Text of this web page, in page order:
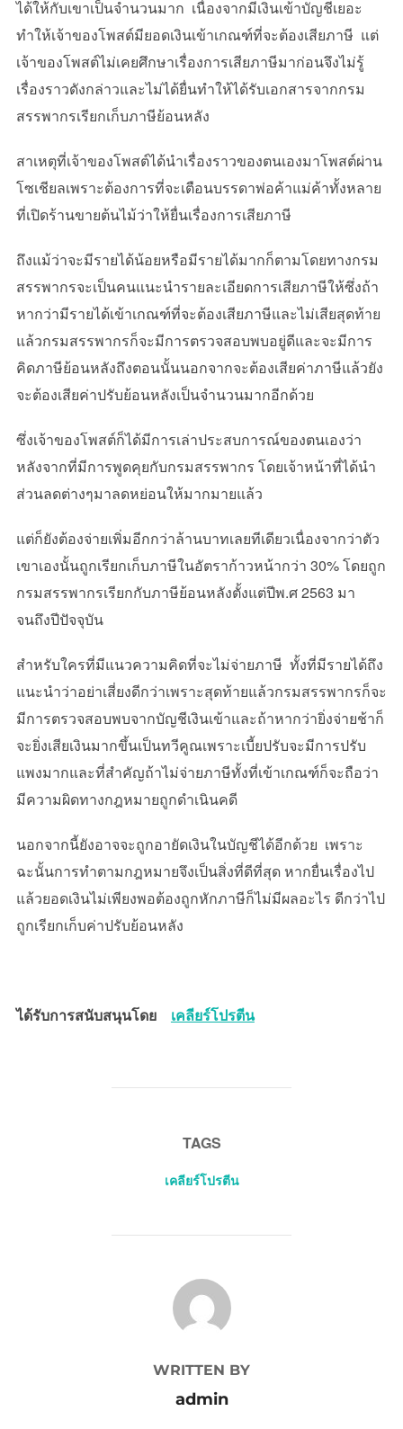
ได้ให้กับเขาเป็นจำนวนมาก เนื่องจากมีเงินเข้าบัญชีเยอะ
ทำให้เจ้าของโพสต์มียอดเงินเข้าเกณฑ์ที่จะต้องเสียภาษี แต่
เจ้าของโพสต์ไม่เคยศึกษาเรื่องการเสียภาษีมาก่อนจึงไม่รู้
เรื่องราวดังกล่าวและไม่ได้ยื่นทำให้ได้รับเอกสารจากกรม
สรรพากรเรียกเก็บภาษีย้อนหลัง
สาเหตุที่เจ้าของโพสต์ได้นำเรื่องราวของตนเองมาโพสต์ผ่าน
โซเชียลเพราะต้องการที่จะเตือนบรรดาพ่อค้าแม่ค้าทั้งหลาย
ที่เปิดร้านขายต้นไม้ว่าให้ยื่นเรื่องการเสียภาษี
ถึงแม้ว่าจะมีรายได้น้อยหรือมีรายได้มากก็ตามโดยทางกรม
สรรพากรจะเป็นคนแนะนำรายละเอียดการเสียภาษีให้ซึ่งถ้า
หากว่ามีรายได้เข้าเกณฑ์ที่จะต้องเสียภาษีและไม่เสียสุดท้าย
แล้วกรมสรรพากรก็จะมีการตรวจสอบพบอยู่ดีและจะมีการ
คิดภาษีย้อนหลังถึงตอนนั้นนอกจากจะต้องเสียค่าภาษีแล้วยัง
จะต้องเสียค่าปรับย้อนหลังเป็นจำนวนมากอีกด้วย
ซึ่งเจ้าของโพสต์ก็ได้มีการเล่าประสบการณ์ของตนเองว่า
หลังจากที่มีการพูดคุยกับกรมสรรพากร โดยเจ้าหน้าที่ได้นำ
ส่วนลดต่างๆมาลดหย่อนให้มากมายแล้ว
แต่ก็ยังต้องจ่ายเพิ่มอีกกว่าล้านบาทเลยทีเดียวเนื่องจากว่าตัว
เขาเองนั้นถูกเรียกเก็บภาษีในอัตราก้าวหน้ากว่า 30% โดยถูก
กรมสรรพากรเรียกกับภาษีย้อนหลังตั้งแต่ปีพ.ศ 2563 มา
จนถึงปีปัจจุบัน
สำหรับใครที่มีแนวความคิดที่จะไม่จ่ายภาษี ทั้งที่มีรายได้ถึง
แนะนำว่าอย่าเสี่ยงดีกว่าเพราะสุดท้ายแล้วกรมสรรพากรก็จะ
มีการตรวจสอบพบจากบัญชีเงินเข้าและถ้าหากว่ายิ่งจ่ายช้าก็
จะยิ่งเสียเงินมากขึ้นเป็นทวีคูณเพราะเบี้ยปรับจะมีการปรับ
แพงมากและที่สำคัญถ้าไม่จ่ายภาษีทั้งที่เข้าเกณฑ์ก็จะถือว่า
มีความผิดทางกฎหมายถูกดำเนินคดี
นอกจากนี้ยังอาจจะถูกอายัดเงินในบัญชีได้อีกด้วย เพราะ
ฉะนั้นการทำตามกฎหมายจึงเป็นสิ่งที่ดีที่สุด หากยื่นเรื่องไป
แล้วยอดเงินไม่เพียงพอต้องถูกหักภาษีก็ไม่มีผลอะไร ดีกว่าไป
ถูกเรียกเก็บค่าปรับย้อนหลัง
ได้รับการสนับสนุนโดย เคลียร์โปรตีน
TAGS
เคลียร์โปรตีน
POST AUTHOR
WRITTEN BY
admin